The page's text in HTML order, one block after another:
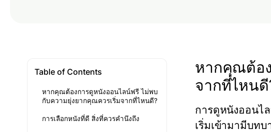
Table of Contents
หากคุณต้องการดูหนังออนไลน์ฟรี ไม่พบ
กับความยุ่งยากคุณควรเริ่มจากที่ไหนดี?
การเลือกหนังที่ดี สิ่งที่ควรคำนึงถึง
หากคุณต้อ
จากที่ไหนดี
การดูหนังออนไ
เริ่มเข้ามามีบท